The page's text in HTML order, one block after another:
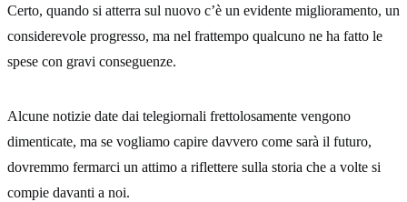
Certo, quando si atterra sul nuovo c’è un evidente miglioramento, un
considerevole progresso, ma nel frattempo qualcuno ne ha fatto le
spese con gravi conseguenze.
Alcune notizie date dai telegiornali frettolosamente vengono
dimenticate, ma se vogliamo capire davvero come sarà il futuro,
dovremmo fermarci un attimo a riflettere sulla storia che a volte si
compie davanti a noi.